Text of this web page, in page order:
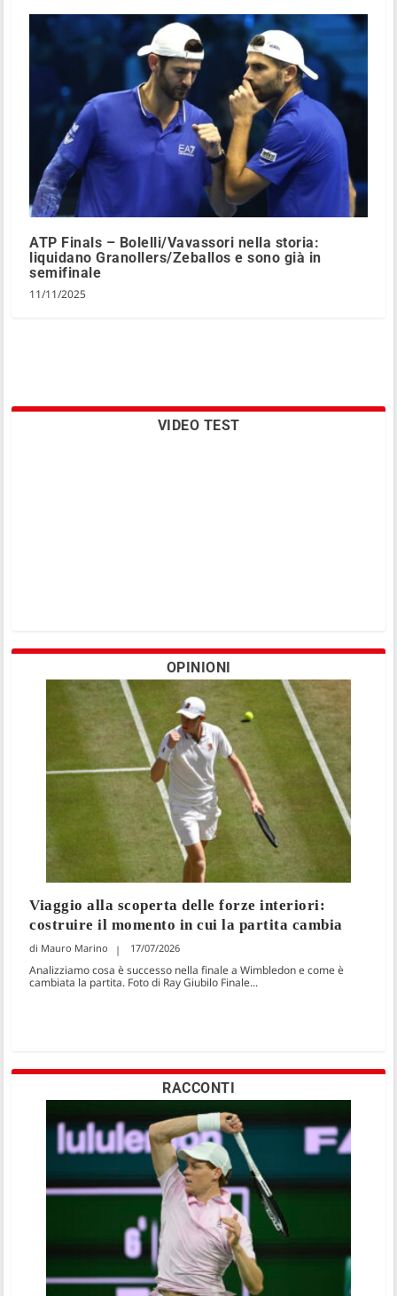
ATP Finals – Bolelli/Vavassori nella storia:
liquidano Granollers/Zeballos e sono già in
semifinale
11/11/2025
VIDEO TEST
OPINIONI
Viaggio alla scoperta delle forze interiori:
costruire il momento in cui la partita cambia
Mauro Marino 17/07/2026
Analizziamo cosa è successo nella finale a Wimbledon e come è
cambiata la partita. Foto di Ray Giubilo Finale...
RACCONTI